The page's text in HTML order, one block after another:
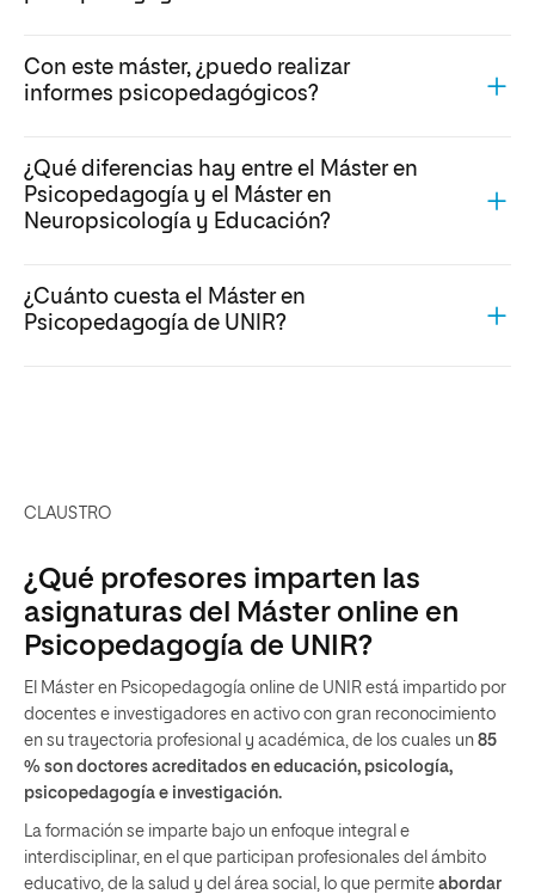
Con este máster, ¿puedo realizar
informes psicopedagógicos?
¿Qué diferencias hay entre el Máster en
Psicopedagogía y el Máster en
Neuropsicología y Educación?
¿Cuánto cuesta el Máster en
Psicopedagogía de UNIR?
CLAUSTRO
¿Qué profesores imparten las
asignaturas del Máster online en
Psicopedagogía de UNIR?
El Máster en Psicopedagogía online de UNIR está impartido por
docentes e investigadores en activo con gran reconocimiento
en su trayectoria profesional y académica, de los cuales un 85
% son doctores acreditados en educación, psicología,
psicopedagogía e investigación.
La formación se imparte bajo un enfoque integral e
interdisciplinar, en el que participan profesionales del ámbito
educativo, de la salud y del área social, lo que permite abordar